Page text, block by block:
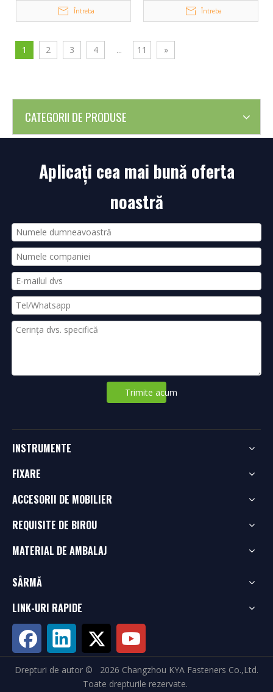
Întreba Întreba
1 2 3 4 ... 11 »
CATEGORII DE PRODUSE
Aplicați cea mai bună oferta
noastră
Trimite acum
INSTRUMENTE
FIXARE
ACCESORII DE MOBILIER
REQUISITE DE BIROU
MATERIAL DE AMBALAJ
SÂRMĂ
LINK-URI RAPIDE
Drepturi de autor © 2026 Changzhou KYA Fasteners Co.,Ltd.
Toate drepturile rezervate.